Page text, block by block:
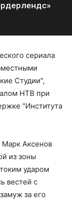
сериала
Студии",
НТВ при
"Института
Марк Аксенов
из зоны
ударом
вестей с
за его